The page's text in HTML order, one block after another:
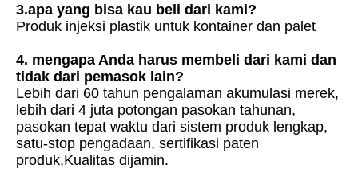
3.apa yang bisa kau beli dari kami?
Produk injeksi plastik untuk kontainer dan palet
4. mengapa Anda harus membeli dari kami dan
tidak dari pemasok lain?
Lebih dari 60 tahun pengalaman akumulasi merek,
lebih dari 4 juta potongan pasokan tahunan,
pasokan tepat waktu dari sistem produk lengkap,
satu-stop pengadaan, sertifikasi paten
produk,Kualitas dijamin.